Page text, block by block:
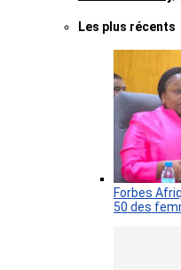
Les plus récents
Forbes
50 des